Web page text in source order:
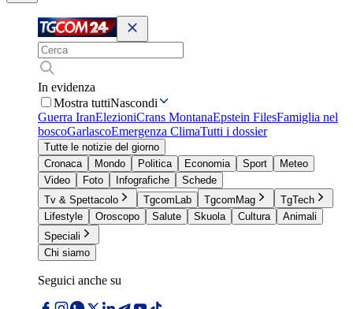
In evidenza
Mostra tuttiNascondi
Guerra IranElezioniCrans MontanaEpstein FilesFamiglia nel
boscoGarlascoEmergenza ClimaTutti i dossier
Tutte le notizie del giorno
Cronaca
Mondo Politica Economia Sport
Meteo
Video
Foto Infografiche
Schede
Tv & Spettacolo
TgcomLab TgcomMag
TgTech
Lifestyle
Oroscopo Salute Skuola Cultura
Animali
Speciali
Chi siamo
Seguici anche su